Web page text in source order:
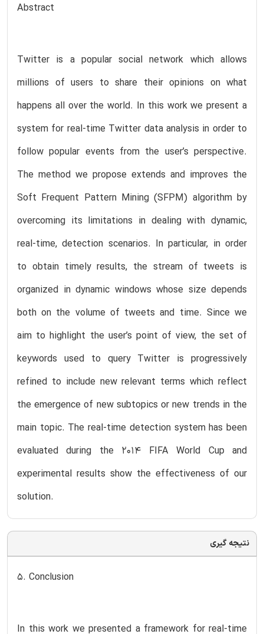
Abstract
Twitter is a popular social network which allows
millions of users to share their opinions on what
happens all over the world. In this work we present a
system for real-time Twitter data analysis in order to
follow popular events from the user’s perspective.
The method we propose extends and improves the
Soft Frequent Pattern Mining (SFPM) algorithm by
overcoming its limitations in dealing with dynamic,
real-time, detection scenarios. In particular, in order
to obtain timely results, the stream of tweets is
organized in dynamic windows whose size depends
both on the volume of tweets and time. Since we
aim to highlight the user’s point of view, the set of
keywords used to query Twitter is progressively
refined to include new relevant terms which reflect
the emergence of new subtopics or new trends in the
main topic. The real-time detection system has been
evaluated during the 2014 FIFA World Cup and
experimental results show the effectiveness of our
solution.
نتیجه گیری
5. Conclusion
In this work we presented a framework for real-time